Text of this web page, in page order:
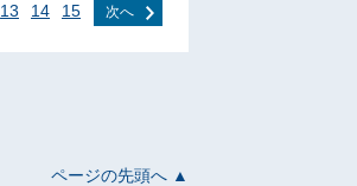
13 14 15 次へ
ページの先頭へ ▲